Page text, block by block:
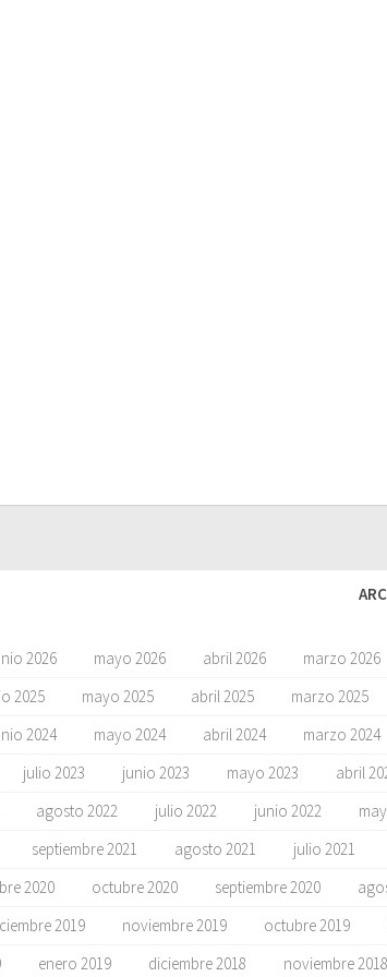
2026 mayo 2026 abril 2026 marzo 2026
2025 mayo 2025 abril 2025 marzo 2025
2024 mayo 2024 abril 2024 marzo 2024
julio 2023 junio 2023 mayo 2023 abril
agosto 2022 julio 2022 junio 2022
septiembre 2021 agosto 2021 julio 2021
2020 octubre 2020 septiembre 2020
2019 noviembre 2019 octubre 2019
enero 2019 diciembre 2018 noviembre 2018